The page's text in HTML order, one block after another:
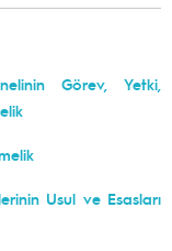
Görev, Yetki,
Usul ve Esasları